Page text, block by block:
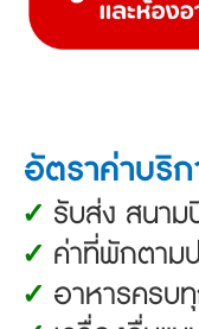
อัตราค่าบริ
✓ รับส่ง สนา
✓ ค่าที่พักตาม
✓ อาหารครบ